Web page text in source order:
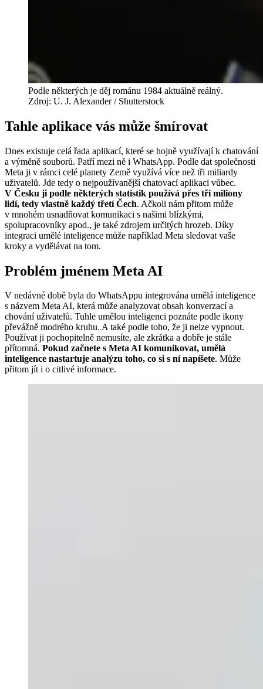
Podle některých je děj románu 1984 aktuálně reálný.
Zdroj: U. J. Alexander / Shutterstock
Tahle aplikace vás může šmírovat
Dnes existuje celá řada aplikací, které se hojně využívají k chatování
a výměně souborů. Patří mezi ně i WhatsApp. Podle dat společnosti
Meta ji v rámci celé planety Země využívá více než tři miliardy
uživatelů. Jde tedy o nejpoužívanější chatovací aplikaci vůbec.
V Česku ji podle některých statistik používá přes tři miliony
lidí, tedy vlastně každý třetí Čech. Ačkoli nám přitom může
v mnohém usnadňovat komunikaci s našimi blízkými,
spolupracovníky apod., je také zdrojem určitých hrozeb. Díky
integraci umělé inteligence může například Meta sledovat vaše
kroky a vydělávat na tom.
Problém jménem Meta AI
V nedávné době byla do WhatsAppu integrována umělá inteligence
s názvem Meta AI, která může analyzovat obsah konverzací a
chování uživatelů. Tuhle umělou inteligenci poznáte podle ikony
převážně modrého kruhu. A také podle toho, že ji nelze vypnout.
Používat ji pochopitelně nemusíte, ale zkrátka a dobře je stále
přítomná. Pokud začnete s Meta AI komunikovat, umělá
inteligence nastartuje analýzu toho, co si s ní napíšete. Může
přitom jít i o citlivé informace.